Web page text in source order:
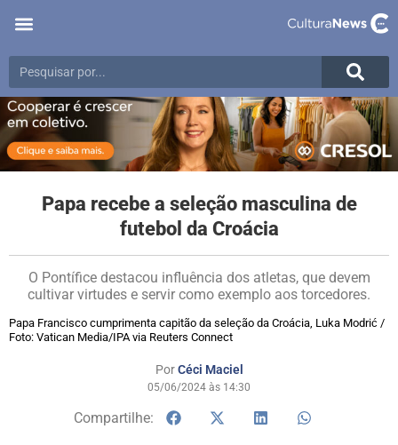
Papa recebe a seleção masculina de
futebol da Croácia
O Pontífice destacou influência dos atletas, que devem
cultivar virtudes e servir como exemplo aos torcedores.
Papa Francisco cumprimenta capitão da seleção da Croácia, Luka Modrić /
Foto: Vatican Media/IPA via Reuters Connect
PorCéci Maciel
05/06/2024 às 14:30
Compartilhe: